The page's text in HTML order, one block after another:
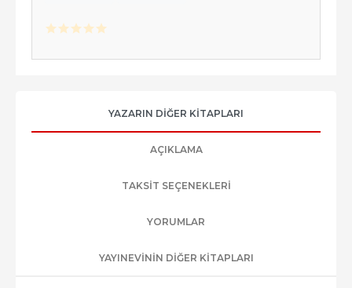
YAZARIN DIĞER KITAPLARI
AÇIKLAMA
TAKSIT SEÇENEKLERI
YORUMLAR
YAYINEVININ DIĞER KITAPLARI